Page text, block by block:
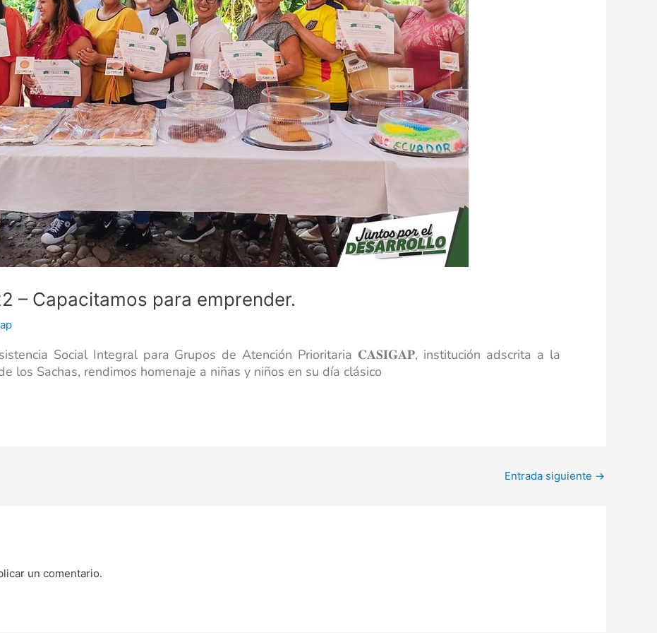
– Capacitamos para emprender.
Social Integral para Grupos de Atención Prioritaria 𝐂𝐀𝐒𝐈𝐆𝐀𝐏, institución adscrita a la
los Sachas, rendimos homenaje a niñas y niños en su día clásico
Entrada siguiente →
un comentario.